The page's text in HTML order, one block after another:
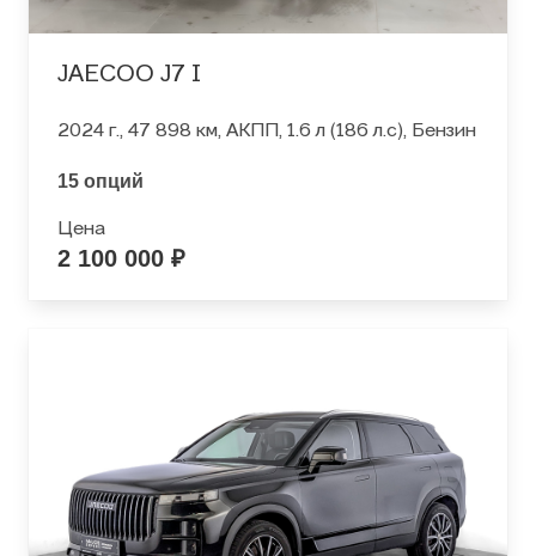
JAECOO J7 I
2024 г., 47 898 км, АКПП, 1.6 л (186 л.с), Бензин
15 опций
Цена
2 100 000 ₽